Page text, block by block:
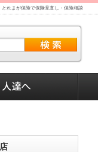
とれまが保険で保険見直し・保険相談